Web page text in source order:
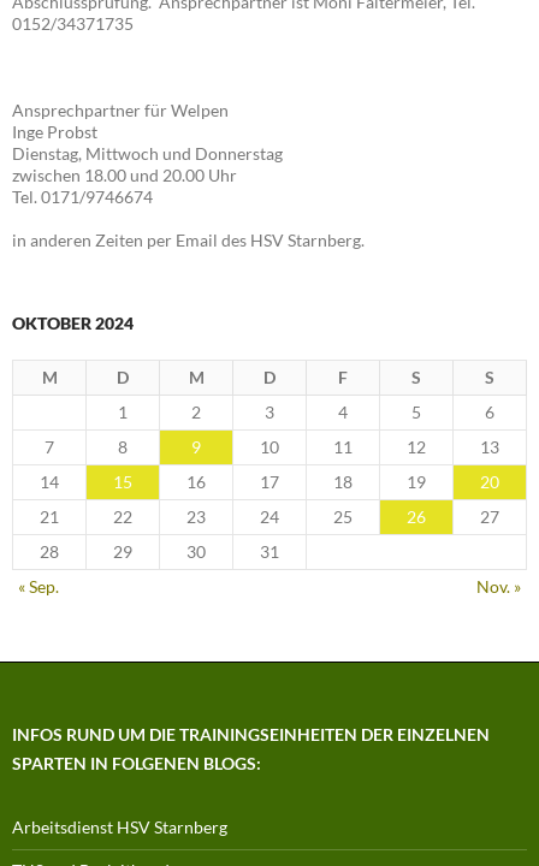
0152/34371735
Ansprechpartner für Welpen
Inge Probst
Dienstag, Mittwoch und Donnerstag
zwischen 18.00 und 20.00 Uhr
Tel. 0171/9746674
in anderen Zeiten per Email des HSV Starnberg.
OKTOBER 2024
M D M D F S
S
1
2 3 4 5
6
7
8 9 10 11 12
13
14
15 16 17 18 19
20
21
22 23 24 25 26
27
28
29 30
31
« Sep.
Nov. »
INFOS RUND UM DIE TRAININGSEINHEITEN DER EINZELNEN
SPARTEN IN FOLGENEN BLOGS:
Arbeitsdienst HSV Starnberg